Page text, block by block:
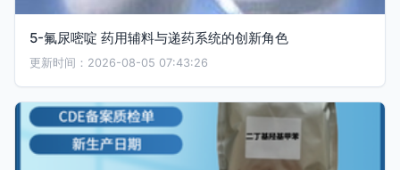
5-氟尿嘧啶 药用辅料与递药系统的创新角色
更新时间：2026-08-05 07:43:26